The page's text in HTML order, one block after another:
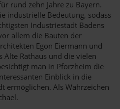
rund zehn Jahre zu Bayern.
industrielle Bedeutung, sodass
Industriestadt Badens
allem die Bauten der
Egon Eiermann und
Alte Rathaus und die vielen
man in Pforzheim die
Einblick in die
ermöglichen. Als Wahrzeichen